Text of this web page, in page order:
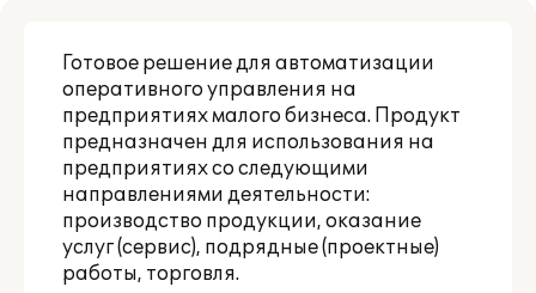
Готовое решение для автоматизации
оперативного управления на
предприятиях малого бизнеса. Продукт
предназначен для использования на
предприятиях со следующими
направлениями деятельности:
производство продукции, оказание
услуг (сервис), подрядные (проектные)
работы, торговля.